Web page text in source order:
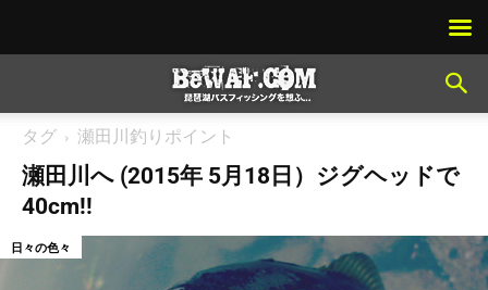
タグ 瀬田川釣りポイント
瀬田川へ (2015年 5月18日）ジグヘッドで
40cm!!
日々の色々